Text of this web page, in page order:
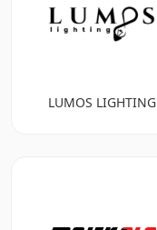
LUMOS LIGHTING